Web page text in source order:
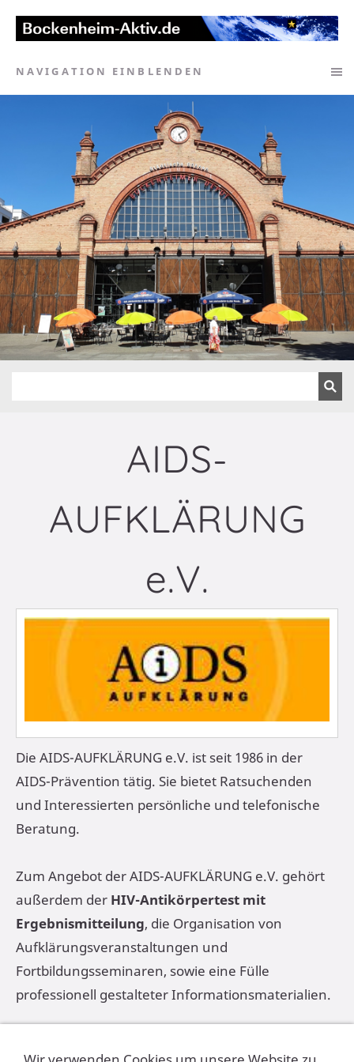
NAVIGATION EINBLENDEN
AIDS-
AUFKLÄRUNG
e.V.
Die AIDS-AUFKLÄRUNG e.V. ist seit 1986 in der
AIDS-Prävention tätig. Sie bietet Ratsuchenden
und Interessierten persönliche und telefonische
Beratung.
Zum Angebot der AIDS-AUFKLÄRUNG e.V. gehört
außerdem der HIV-Antikörpertest mit
Ergebnismitteilung, die Organisation von
Aufklärungsveranstaltungen und
Fortbildungsseminaren, sowie eine Fülle
professionell gestalteter Informationsmaterialien.